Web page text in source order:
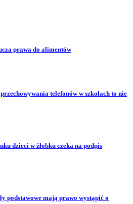
prawa do alimentów
telefonów w szkołach to nie
dzieci w żłobku czeka na podpis
podstawowe mają prawo wystąpić o